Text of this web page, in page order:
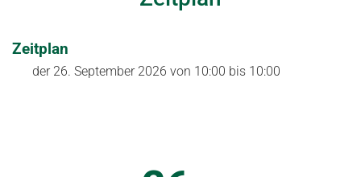
Zeitplan
der 26. September 2026 von 10:00 bis 10:00